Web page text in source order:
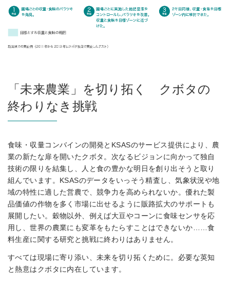
「未来農業」を切り拓く クボタの
終わりなき挑戦
食味・収量コンバインの開発とKSASのサービス提供により、農
業の新たな扉を開いたクボタ。次なるビジョンに向かって独自
技術の限りを結集し、人と食の豊かな明日を創り出そうと取り
組んでいます。KSASのデータをいっそう精査し、気象状況や地
域の特性に適した営農で、競争力を高められないか。優れた製
品価値の作物を多く市場に出せるように販路拡大のサポートも
展開したい。穀物以外、例えば大豆やコーンに食味センサを応
用し、世界の農業にも変革をもたらすことはできないか……食
料生産に関する研究と挑戦に終わりはありません。
すべては現場に寄り添い、未来を切り拓くために。必要な英知
と熱意はクボタに内在しています。